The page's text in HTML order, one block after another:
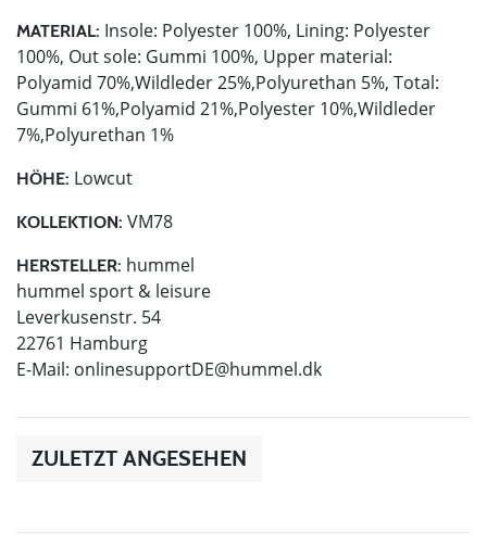
MATERIAL: Insole: Polyester 100%, Lining: Polyester
100%, Out sole: Gummi 100%, Upper material:
Polyamid 70%,Wildleder 25%,Polyurethan 5%, Total:
Gummi 61%,Polyamid 21%,Polyester 10%,Wildleder
7%,Polyurethan 1%
HÖHE: Lowcut
KOLLEKTION: VM78
HERSTELLER: hummel
hummel sport & leisure
Leverkusenstr. 54
22761 Hamburg
E-Mail: onlinesupportDE@hummel.dk
ZULETZT ANGESEHEN